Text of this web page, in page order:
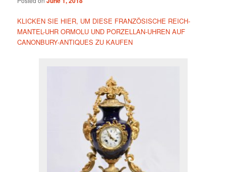
KLICKEN SIE HIER, UM DIESE FRANZÖSISCHE REICH-
MANTEL-UHR ORMOLU UND PORZELLAN-UHREN AUF
CANONBURY-ANTIQUES ZU KAUFEN